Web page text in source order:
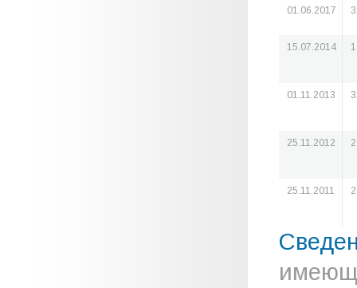
01.06.2017
15.07.2014
01.11.2013
25.11.2012
25.11.2011